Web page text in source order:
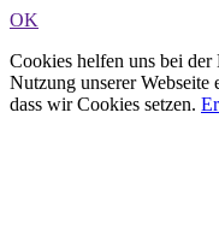
OK
Cookies helfen uns bei
Nutzung unserer Webseite
dass wir Cookies setzen.